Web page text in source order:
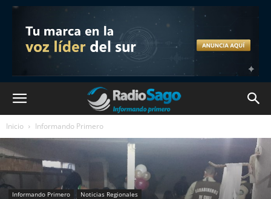
Inicio Informando Primero
Informando Primero Noticias Regionales